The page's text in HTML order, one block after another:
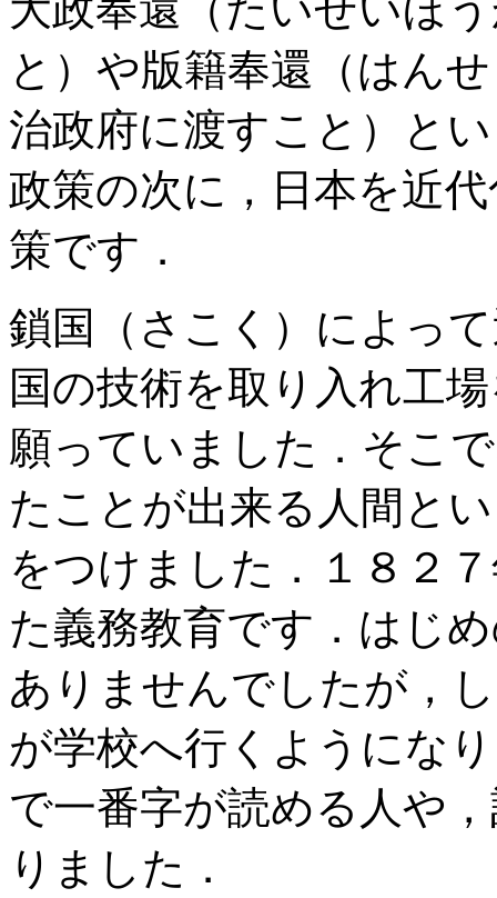
と）や版籍奉還（はん
治政府に渡すこと）と
政策の次に，日本を近
策です．
鎖国（さこく）によっ
国の技術を取り入れ工
願っていました．そこ
たことが出来る人間と
をつけました．１８２
た義務教育です．はじ
ありませんでしたが，
が学校へ行くようにな
で一番字が読める人や
りました．